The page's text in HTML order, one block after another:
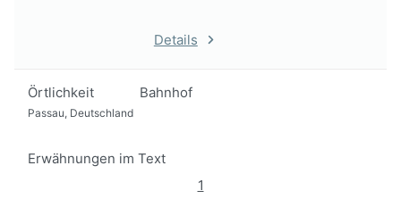
Details
Örtlichkeit Bahnhof
Passau, Deutschland
Erwähnungen im Text
1